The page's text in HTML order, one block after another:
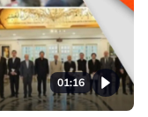
01:16